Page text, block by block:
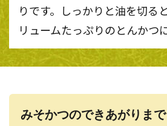
りです。しっかりと油を切る
リュームたっぷりのとんかつに
みそかつのできあがりま